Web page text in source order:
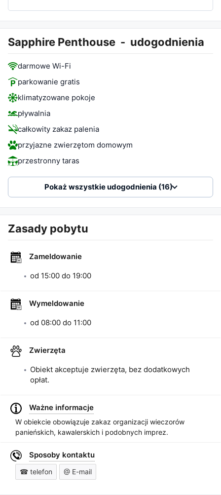
Sapphire Penthouse - udogodnienia
darmowe Wi-Fi
parkowanie gratis
klimatyzowane pokoje
pływalnia
całkowity zakaz palenia
przyjazne zwierzętom domowym
przestronny taras
Pokaż wszystkie udogodnienia (16)
Zasady pobytu
Zameldowanie
od 15:00 do 19:00
Wymeldowanie
od 08:00 do 11:00
Zwierzęta
Obiekt akceptuje zwierzęta, bez dodatkowych
opłat.
Ważne informacje
W obiekcie obowiązuje zakaz organizacji wieczorów
panieńskich, kawalerskich i podobnych imprez.
Sposoby kontaktu
☎ telefon @ E-mail